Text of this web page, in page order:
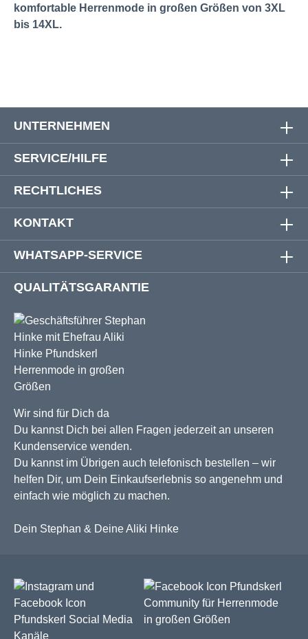
komfortable Herrenmode in großen Größen von 3XL
bis 14XL.
UNTERNEHMEN
SERVICE/HILFE
RECHTLICHES
KONTAKT
WHATSAPP-SERVICE
QUALITÄTSGARANTIE
Wir sind für Dich da
Du kannst Dich bei allen Fragen jederzeit an unseren
Kundenservice wenden.
Du kannst im Übrigen auch telefonisch bestellen – wir
helfen Dir, um Dein Einkaufserlebnis so angenehm und
einfach wie möglich zu machen.
Dein Stephan & Deine Aliki Hinke